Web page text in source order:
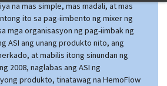
na mas simple, mas madali, at mas
ito sa pag-iimbento ng mixer ng
mga organisasyon ng pag-iimbak ng
ASI ang unang produkto nito, ang
at mabilis itong sinundan ng
2008, naglabas ang ASI ng
produkto, tinatawag na HemoFlow